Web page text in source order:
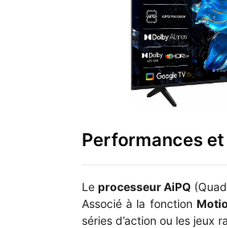
Performances
Le processeur AiPQ
Associé à la fonction
séries d’action ou les jeux